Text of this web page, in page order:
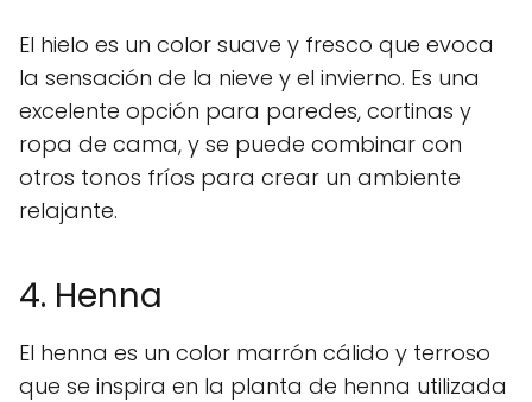
El hielo es un color suave y fresco que evoca
la sensación de la nieve y el invierno. Es una
excelente opción para paredes, cortinas y
ropa de cama, y se puede combinar con
otros tonos fríos para crear un ambiente
relajante.
4. Henna
El henna es un color marrón cálido y terroso
que se inspira en la planta de henna utilizada